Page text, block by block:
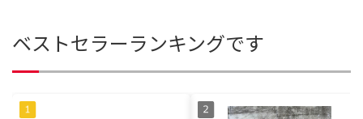
ベストセラーランキングです